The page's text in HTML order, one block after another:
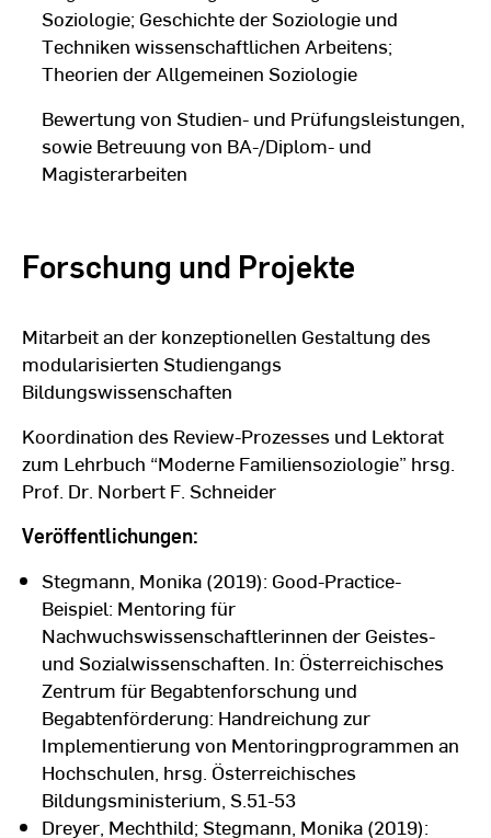
Soziologie; Geschichte der Soziologie und
Techniken wissenschaftlichen Arbeitens;
Theorien der Allgemeinen Soziologie
Bewertung von Studien- und Prüfungsleistungen,
sowie Betreuung von BA-/Diplom- und
Magisterarbeiten
Forschung und Projekte
Mitarbeit an der konzeptionellen Gestaltung des
modularisierten Studiengangs
Bildungswissenschaften
Koordination des Review-Prozesses und Lektorat
zum Lehrbuch “Moderne Familiensoziologie” hrsg.
Prof. Dr. Norbert F. Schneider
Veröffentlichungen:
Stegmann, Monika (2019): Good-Practice-
Beispiel: Mentoring für
Nachwuchswissenschaftlerinnen der Geistes-
und Sozialwissenschaften. In: Österreichisches
Zentrum für Begabtenforschung und
Begabtenförderung: Handreichung zur
Implementierung von Mentoringprogrammen an
Hochschulen, hrsg. Österreichisches
Bildungsministerium, S.51-53
Dreyer, Mechthild; Stegmann, Monika (2019):